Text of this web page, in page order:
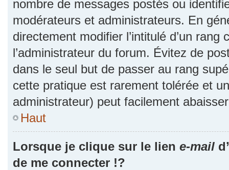
nombre de messages postés ou
modérateurs et administrateurs. En
directement modifier l’intitulé d’un
l’administrateur du forum. Évitez de
dans le seul but de passer au rang
cette pratique est rarement tolérée et
administrateur) peut facilement
Haut
Lorsque je clique sur le lien e-mail
de me connecter !?